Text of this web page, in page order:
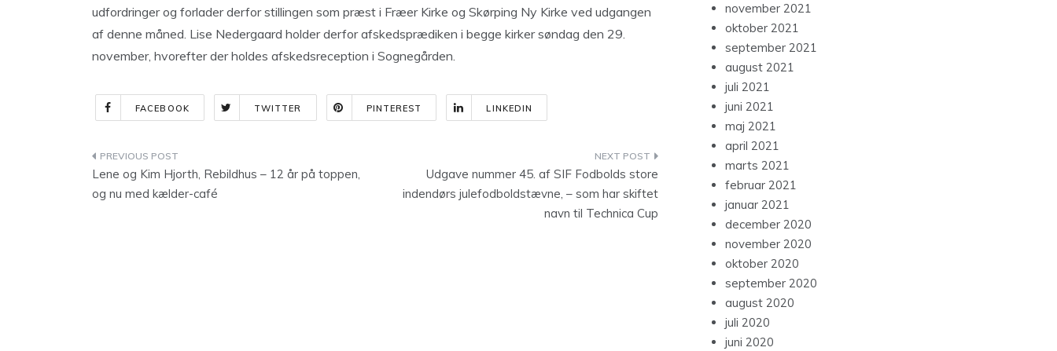
udfordringer og forlader derfor stillingen som præst i Fræer Kirke og Skørping Ny Kirke ved udgangen
af denne måned. Lise Nedergaard holder derfor afskedsprædiken i begge kirker søndag den 29.
november, hvorefter der holdes afskedsreception i Sognegården.
FACEBOOK TWITTER PINTEREST LINKEDIN
Indlægsnavigation
Lene og Kim Hjorth, Rebildhus – 12 år på toppen,
og nu med kælder-café
Udgave nummer 45. af SIF Fodbolds store
indendørs julefodboldstævne, – som har skiftet
navn til Technica Cup
november 2021
oktober 2021
september 2021
august 2021
juli 2021
juni 2021
maj 2021
april 2021
marts 2021
februar 2021
januar 2021
december 2020
november 2020
oktober 2020
september 2020
august 2020
juli 2020
juni 2020